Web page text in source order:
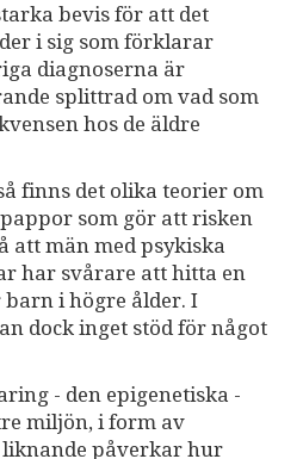
bevis för att det
i sig som förklarar
diagnoserna är
splittrad om vad som
hos de äldre
finns det olika teorier om
som gör att risken
att män med psykiska
har svårare att hitta en
i högre ålder. I
dock inget stöd för något
- den epigenetiska -
miljön, i form av
påverkar hur